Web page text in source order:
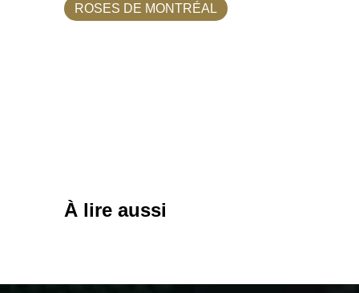
ROSES DE MONTRÉAL
À lire aussi